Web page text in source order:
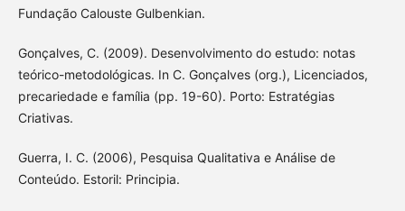
Fundação Calouste Gulbenkian.
Gonçalves, C. (2009). Desenvolvimento do estudo: notas
teórico-metodológicas. In C. Gonçalves (org.), Licenciados,
precariedade e família (pp. 19-60). Porto: Estratégias
Criativas.
Guerra, I. C. (2006), Pesquisa Qualitativa e Análise de
Conteúdo. Estoril: Principia.